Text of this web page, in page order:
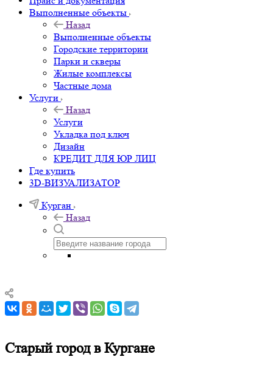
Выполненные объекты
Назад
Выполненные объекты
Городские территории
Парки и скверы
Жилые комплексы
Частные дома
Услуги
Назад
Услуги
Укладка под ключ
Дизайн
КРЕДИТ ДЛЯ ЮР ЛИЦ
Где купить
3D-ВИЗУАЛИЗАТОР
Курган
Назад
Старый город в Кургане